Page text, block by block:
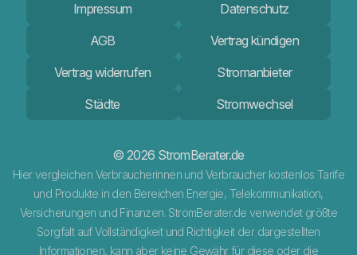
Impressum
Datenschutz
AGB
Vertrag kündigen
Vertrag widerrufen
Stromanbieter
Städte
Stromwechsel
© 2026 StromBerater.de
Hier vergleichen Verbraucherinnen und Verbraucher kostenlos Tarife
und Produkte in den Bereichen Energie, Telekommunikation,
Versicherungen und Finanzen. StromBerater.de verwendet größte
Sorgfalt auf Vollständigkeit und Richtigkeit der dargestellten
Informationen, kann aber keine Gewährfür diese oder die